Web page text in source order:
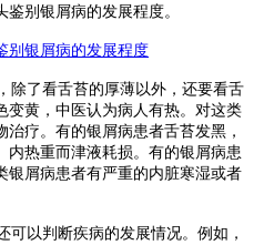
别银屑病的发展程度。
了看舌苔的厚薄以外，还要看舌
变黄，中医认为病人有热。对这类
疗。有的银屑病患者舌苔发黑，
内热重而津液耗损。有的银屑病患
银屑病患者有严重的内脏寒湿或者
以判断疾病的发展情况。例如，